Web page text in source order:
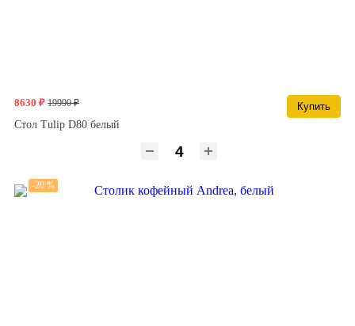
8630 ₽ 19990 ₽
Купить
Стол Tulip D80 белый
-20 %